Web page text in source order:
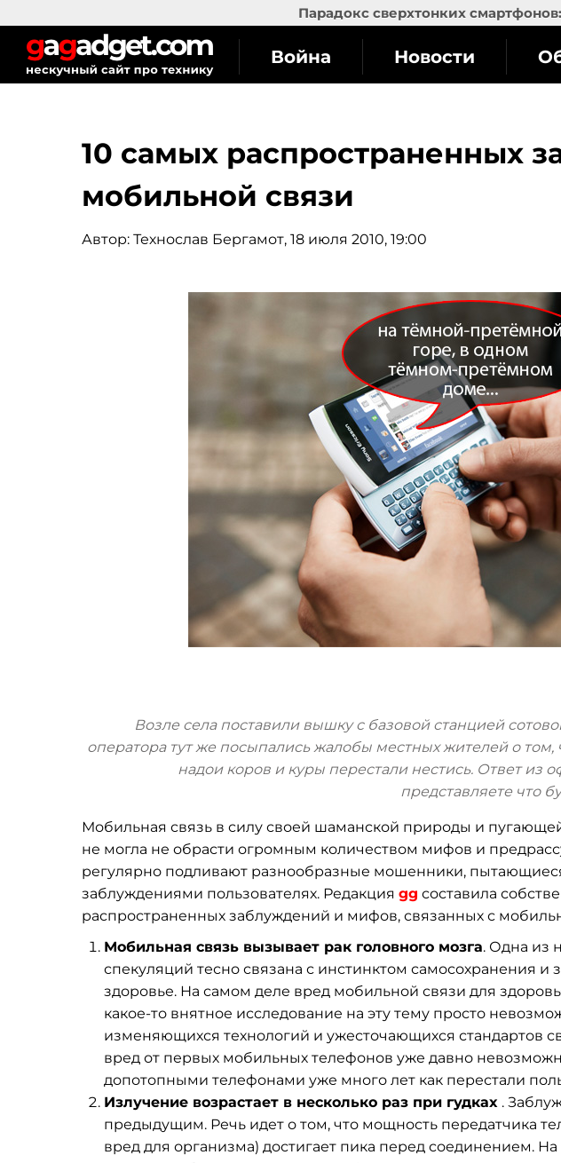
Парадокс сверхтонких
Война Новости
10 самых распространенных
мобильной связи
Автор: Технослав Бергамот, 18 июля 2010, 19:00
Возле села поставили вышку с базовой станцией
оператора тут же посыпались жалобы местных жителей о том,
надои коров и куры перестали нестись. Ответ из
представляете что
Мобильная связь в силу своей шаманской природы и
не могла не обрасти огромным количеством мифов и
регулярно подливают разнообразные мошенники,
заблуждениями пользователях. Редакция gg составила
распространенных заблуждений и мифов, связанных с
Мобильная связь вызывает рак головного мозга. Одна из
спекуляций тесно связана с инстинктом самосохранения и
здоровье. На самом деле вред мобильной связи для
какое-то внятное исследование на эту тему просто
изменяющихся технологий и ужесточающихся стандартов
вред от первых мобильных телефонов уже давно
допотопными телефонами уже много лет как перестали
Излучение возрастает в несколько раз при гудках .
предыдущим. Речь идет о том, что мощность передатчика
вред для организма) достигает пика перед соединением.